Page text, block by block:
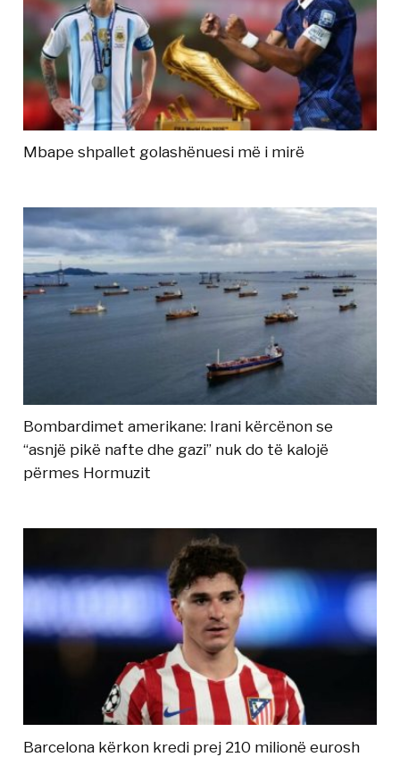
Mbape shpallet golashënuesi më i mirë
Bombardimet amerikane: Irani kërcënon se
“asnjë pikë nafte dhe gazi” nuk do të kalojë
përmes Hormuzit
Barcelona kërkon kredi prej 210 milionë eurosh